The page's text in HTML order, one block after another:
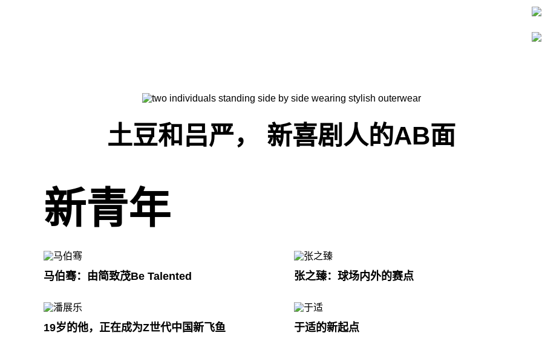
土豆和吕严， 新喜剧人的AB面
新青年
马伯骞：由简致茂Be Talented 张之臻：球场内外的赛点
19岁的他，正在成为Z世代中国新飞鱼 于适的新起点